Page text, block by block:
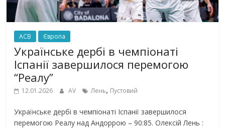
ACB Європа
Українське дербі в чемпіонаті
Іспанії завершилося перемогою
“Реалу”
12.01.2026 AV Лень, Пустовий
Українське дербі в чемпіонаті Іспанії завершилося
перемогою Реалу над Андоррою – 90:85. Олексій Лень :